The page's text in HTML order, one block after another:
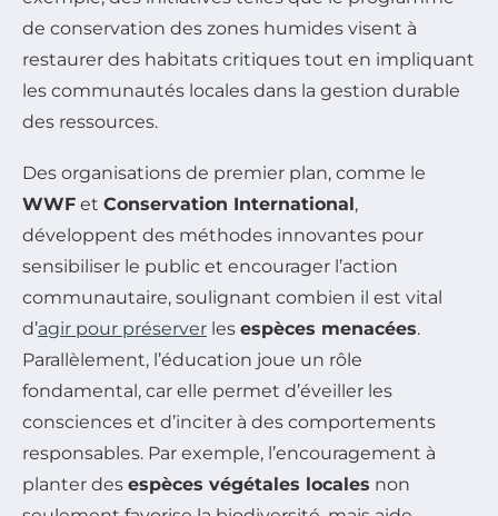
de conservation des zones humides visent à
restaurer des habitats critiques tout en impliquant
les communautés locales dans la gestion durable
des ressources.
Des organisations de premier plan, comme le
WWF et Conservation International ,
développent des méthodes innovantes pour
sensibiliser le public et encourager l’action
communautaire, soulignant combien il est vital
d’agir pour préserver les espèces menacées.
Parallèlement, l’éducation joue un rôle
fondamental, car elle permet d’éveiller les
consciences et d’inciter à des comportements
responsables. Par exemple, l’encouragement à
planter des espèces végétales locales non